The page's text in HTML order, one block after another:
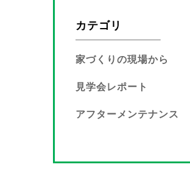
カテゴリ
家づくりの現場から
見学会レポート
アフターメンテナンス